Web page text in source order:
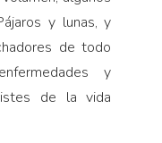
y lunas, y
de todo
y
de la vida